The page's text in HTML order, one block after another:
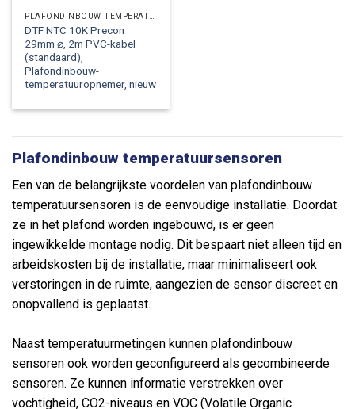
DTF NTC 10K Precon
29mm ⌀, 2m PVC-kabel
(standaard),
Plafondinbouw-
temperatuuropnemer, nieuw
Plafondinbouw temperatuursensoren
Een van de belangrijkste voordelen van plafondinbouw
temperatuursensoren is de eenvoudige installatie. Doordat
ze in het plafond worden ingebouwd, is er geen
ingewikkelde montage nodig. Dit bespaart niet alleen tijd en
arbeidskosten bij de installatie, maar minimaliseert ook
verstoringen in de ruimte, aangezien de sensor discreet en
onopvallend is geplaatst.
Naast temperatuurmetingen kunnen plafondinbouw
sensoren ook worden geconfigureerd als gecombineerde
sensoren. Ze kunnen informatie verstrekken over
vochtigheid, CO2-niveaus en VOC (Volatile Organic